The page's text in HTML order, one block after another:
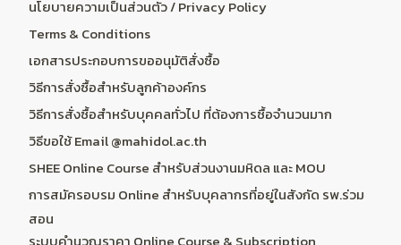
นโยบายความเป็นส่วนตัว / Privacy Policy
Terms & Conditions
เอกสารประกอบการขออนุมัติสั่งซื้อ
วิธีการสั่งซื้อสำหรับลูกค้าองค์กร
วิธีการสั่งซื้อสำหรับบุคคลทั่วไป ที่ต้องการซื้อจำนวนมาก
วิธีขอใช้ Email @mahidol.ac.th
SHEE Online Course สำหรับส่วนงานมหิดล และ MOU
การสมัครอบรม Online สำหรับบุคลากรที่อยู่ในสังกัด รพ.ร่วม
สอน